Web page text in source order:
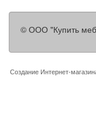
© ООО "Купить
Создание Интернет-